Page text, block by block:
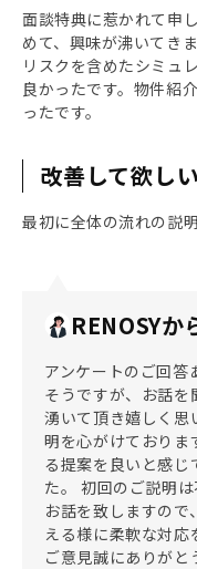
面談特典に惹かれて申
めて、興味が沸いてき
リスクを含めたシミュ
良かったです。物件紹
ったです。
改善して欲し
最初に全体の流れの説
RENOSYか
アンケートのご回答
そうですが、お話を
湧いて頂き嬉しく思
明を心がけておりま
る提案を良いと感じ
た。 初回のご説明
お話を致しますの
える様に柔軟な対応
ご意見誠にありがと